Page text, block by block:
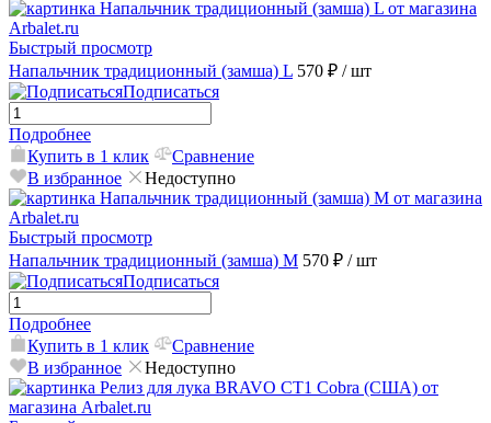
Быстрый просмотр
Напальчник традиционный (замша) L 570 ₽ / шт
Подписаться
Подробнее
Купить в 1 клик
Сравнение
В избранное
Недоступно
Быстрый просмотр
Напальчник традиционный (замша) M 570 ₽ / шт
Подписаться
Подробнее
Купить в 1 клик
Сравнение
В избранное
Недоступно